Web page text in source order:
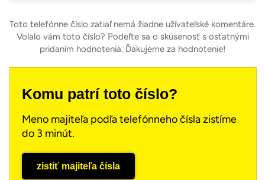
Toto telefónne číslo zatiaľ nemá žiadne užívateľské komentáre.
Volalo vám toto číslo? Podeľte sa o skúsenosť s ostatnými
pridaním hodnotenia. Ďakujeme za hodnotenie!
Komu patrí toto číslo?
Meno majiteľa podľa telefónneho čísla zistíme
do 3 minút.
zistiť majiteľa čísla